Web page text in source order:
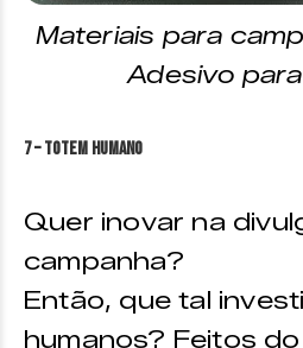
Materiais para
Adesivo
7 – Totem Humano
Quer inovar na
campanha?
Então, que tal
humanos? Feitos